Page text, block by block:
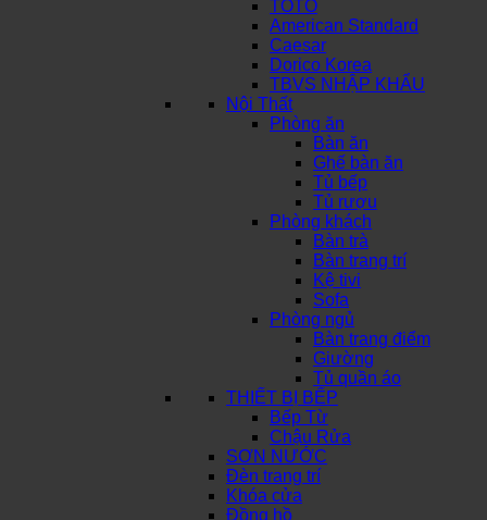
TOTO
American Standard
Caesar
Dorico Korea
TBVS NHẬP KHẨU
Nội Thất
Phòng ăn
Bàn ăn
Ghế bàn ăn
Tủ bếp
Tủ rượu
Phòng khách
Bàn trà
Bàn trang trí
Kệ tivi
Sofa
Phòng ngủ
Bàn trang điểm
Giường
Tủ quần áo
THIẾT BỊ BẾP
Bếp Từ
Chậu Rửa
SƠN NƯỚC
Đèn trang trí
Khóa cửa
Đồng hồ